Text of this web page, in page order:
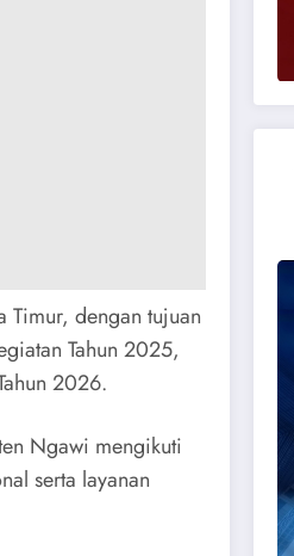
Timur, dengan tujuan
Tahun 2025,
2026.
Ngawi mengikuti
serta layanan